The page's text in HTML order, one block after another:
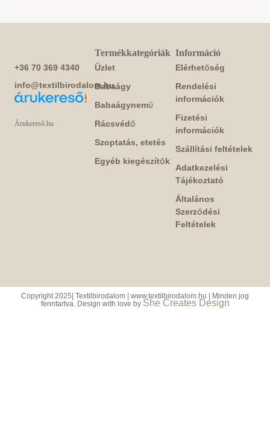
+36 70 369 4340
info@textilbirodalom.hu
Árukereső.hu
Termékkategóriák
Üzlet
Babaágy
Babaágynemű
Rácsvédő
Szoptatás, etetés
Egyéb kiegészítők
Információ
Elérhetőség
Rendelési
információk
Fizetési
információk
Szállítási feltételek
Adatkezelési
Tájékoztató
Általános
Szerződési
Feltételek
Copyright 2025| Textilbirodalom | www.textilbirodalom.hu | Minden jog
fenntartva. Design with love by She Creates Design